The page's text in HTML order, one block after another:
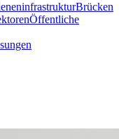
Brücken
Öffentliche